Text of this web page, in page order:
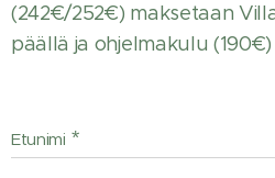
(242€/252€) maksetaan
päällä ja ohjelmakulu
Etunimi